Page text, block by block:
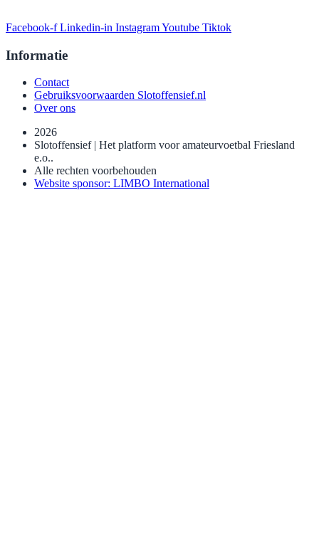
Facebook-f Linkedin-in InstagramYoutube Tiktok
Informatie
Contact
Gebruiksvoorwaarden Slotoffensief.nl
Over ons
2026
Slotoffensief | Het platform voor amateurvoetbal Friesland
e.o..
Alle rechten voorbehouden
Website sponsor: LIMBO International